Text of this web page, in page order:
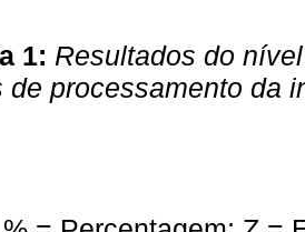
1: Resultados do
de processamento da